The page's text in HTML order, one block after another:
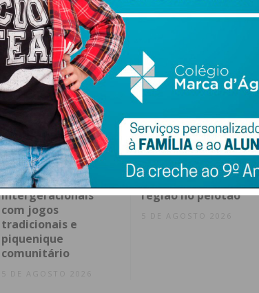
“Dos 8 aos 80”: Paços
de Ferreira celebra
pontes
intergeracionais
com jogos
tradicionais e
piquenique
comunitário
5 DE AGOSTO 2026
Arranca hoje a 87ª
Volta a Portugal com
vários ciclistas da
região no pelotão
5 DE AGOSTO 2026